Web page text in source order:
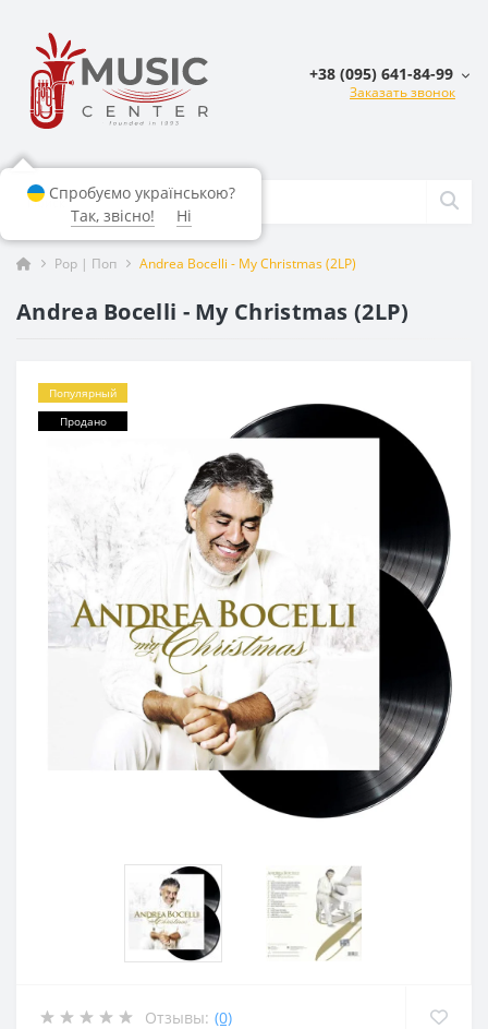
+38 (095) 641-84-99
Заказать звонок
Pop | Поп Andrea Bocelli - My Christmas (2LP)
Andrea Bocelli - My Christmas (2LP)
Популярный
Продано
Отзывы: (0)
Спробуємо українською?
Так, звісно!
Ні